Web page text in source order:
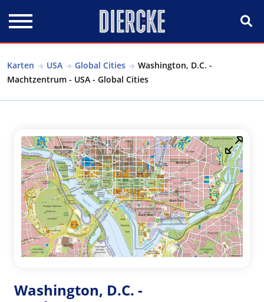
Karten USA Global Cities
Washington, D.C. -
Machtzentrum - USA - Global Cities
Washington, D.C. -